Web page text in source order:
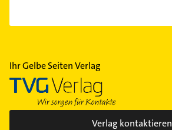
Ihr Gelbe Seiten Verlag
Verlag kontaktieren